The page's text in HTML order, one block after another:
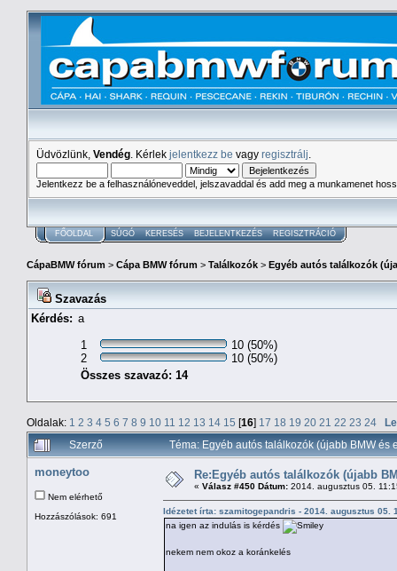
Üdvözlünk, Vendég . Kérlek jelentkezz be vagy regisztrálj
Jelentkezz be a felhasználóneveddel, jelszavaddal és add meg a munkamenet
FŐOLDAL SÚGÓ KERESÉS BEJELENTKEZÉS REGISZTRÁCIÓ
CápaBMW fórum > Cápa BMW fórum > Találkozók > Egyéb autós találkozók
Szavazás
Kérdés: a
1
10 (50%)
2
10 (50%)
Összes szavazó: 14
Oldalak: 1 2 3 4 5 6 7 8 9 10 11 12 13 14 15 [16] 17 18 19 20 21 22 23 24
Le
Szerző
Téma: Egyéb autós találkozók (újabb BMW
moneytoo
Nem elérhető
Hozzászólások: 691
Re:Egyéb autós találkozók (újabb
« Válasz #450 Dátum: 2014. augusztus 05.
Idézetet írta: szamitogepandris - 2014. augusztus 05.
na igen az indulás is kérdés
nekem nem okoz a koránkelés